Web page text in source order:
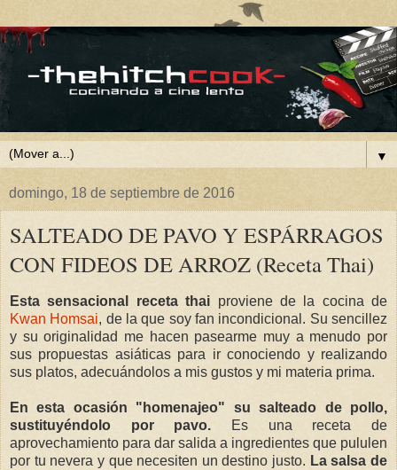
▼
domingo, 18 de septiembre de 2016
SALTEADO DE PAVO Y ESPÁRRAGOS
CON FIDEOS DE ARROZ (Receta Thai)
Esta sensacional receta thai proviene de la cocina de
Kwan Homsai, de la que soy fan incondicional. Su sencillez
y su originalidad me hacen pasearme muy a menudo por
sus propuestas asiáticas para ir conociendo y realizando
sus platos, adecuándolos a mis gustos y mi materia prima.
En esta ocasión "homenajeo" su salteado de pollo,
sustituyéndolo por pavo. Es una receta de
aprovechamiento para dar salida a ingredientes que pululen
por tu nevera y que necesiten un destino justo. La salsa de